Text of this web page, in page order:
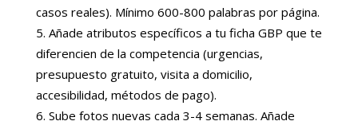
casos reales). Mínimo 600-800 palabras por página.
Añade atributos específicos a tu ficha GBP que te
diferencien de la competencia (urgencias,
presupuesto gratuito, visita a domicilio,
accesibilidad, métodos de pago).
Sube fotos nuevas cada 3-4 semanas. Añade